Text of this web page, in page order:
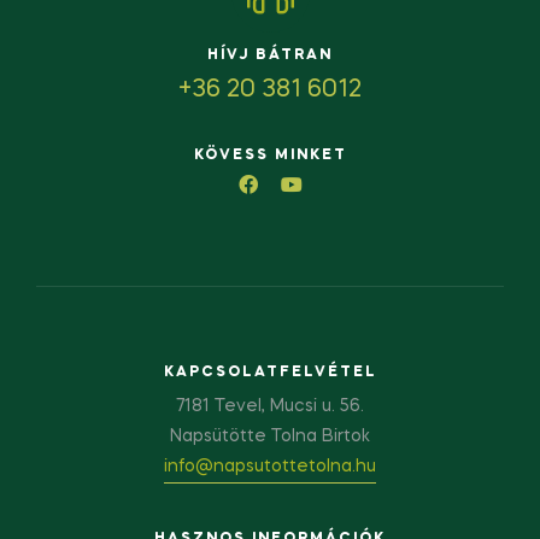
HÍVJ BÁTRAN
+36 20 381 6012
KÖVESS MINKET
KAPCSOLATFELVÉTEL
7181 Tevel, Mucsi u. 56.
Napsütötte Tolna Birtok
info@napsutottetolna.hu